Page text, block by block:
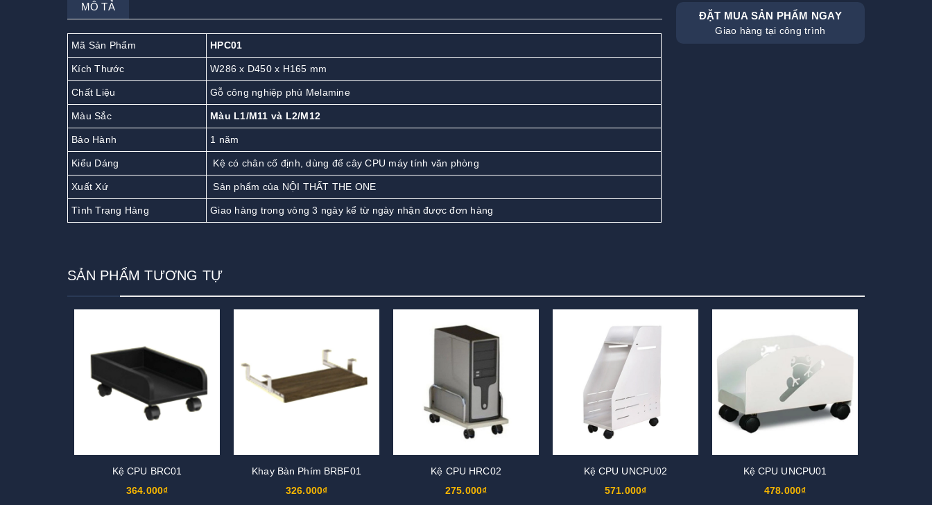
MÔ TẢ
Mã Sản Phẩm HPC01
Kích Thước W286 x D450 x H165 mm
Chất Liệu Gỗ công nghiệp phủ Melamine
Màu Sắc Màu L1/M11 và L2/M12
Bảo Hành 1 năm
Kiểu Dáng Kệ có chân cố định, dùng để cây CPU máy tính văn phòng
Xuất Xứ Sản phẩm của NỘI THẤT THE ONE
Tình Trạng Hàng Giao hàng trong vòng 3 ngày kể từ ngày nhận được đơn hàng
ĐẶT MUA SẢN PHẨM NGAY
Giao hàng tại công trình
SẢN PHẨM TƯƠNG TỰ
Kệ CPU BRC01
364.000₫
Khay Bàn Phím BRBF01
326.000₫
Kệ CPU HRC02
275.000₫
Kệ CPU UNCPU02
571.000₫
Kệ CPU UNCPU01
478.000₫